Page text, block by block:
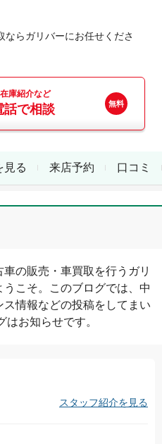
ならガリバーにお任せくださ
庫紹介など
話で相談
見る 来店予約 口コミ
車の販売・車買取を行う ガリ
うこそ。このブログでは、中
情報などの投稿をしてまい
はお知らせです。
スタッフ紹介を見る